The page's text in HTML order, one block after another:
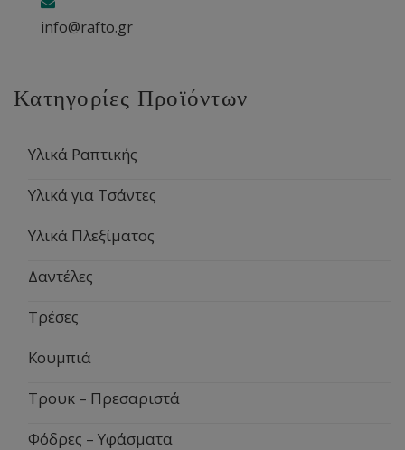
info@rafto.gr
Κατηγορίες Προϊόντων
Υλικά Ραπτικής
Υλικά για Τσάντες
Υλικά Πλεξίματος
Δαντέλες
Τρέσες
Κουμπιά
Τρουκ – Πρεσαριστά
Φόδρες – Υφάσματα